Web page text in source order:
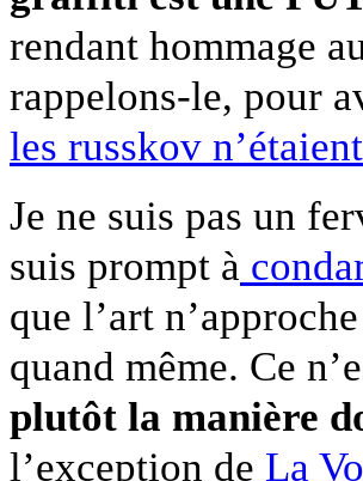
rendant hommage
rappelons-le, pour
les russkov
Je ne suis pas un
suis prompt à
que l’art
quand même. Ce
plutôt la manière
l’exception de La